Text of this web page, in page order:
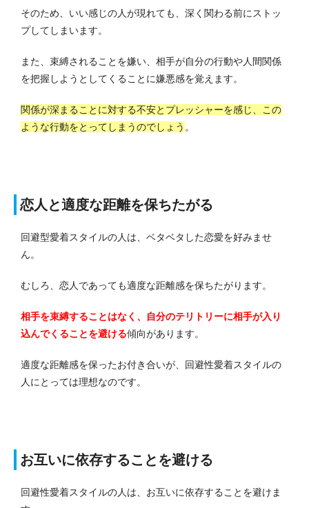
そのため、いい感じの人が現れても、深く関わる前にストッ
プしてしまいます。
また、束縛されることを嫌い、相手が自分の行動や人間関係
を把握しようとしてくることに嫌悪感を覚えます。
関係が深まることに対する不安とプレッシャーを感じ、この
ような行動をとってしまうのでしょう 。
恋人と適度な距離を保ちたがる
回避型愛着スタイルの人は、ベタベタした恋愛を好みませ
ん。
むしろ、恋人であっても適度な距離感を保ちたがります。
相手を束縛することはなく、自分のテリトリーに相手が入り
込んでくることを避ける傾向があります。
適度な距離感を保ったお付き合いが、回避性愛着スタイルの
人にとっては理想なのです。
お互いに依存することを避ける
回避性愛着スタイルの人は、お互いに依存することを避けま